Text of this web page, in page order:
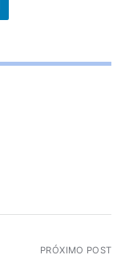
PRÓXIMO POST